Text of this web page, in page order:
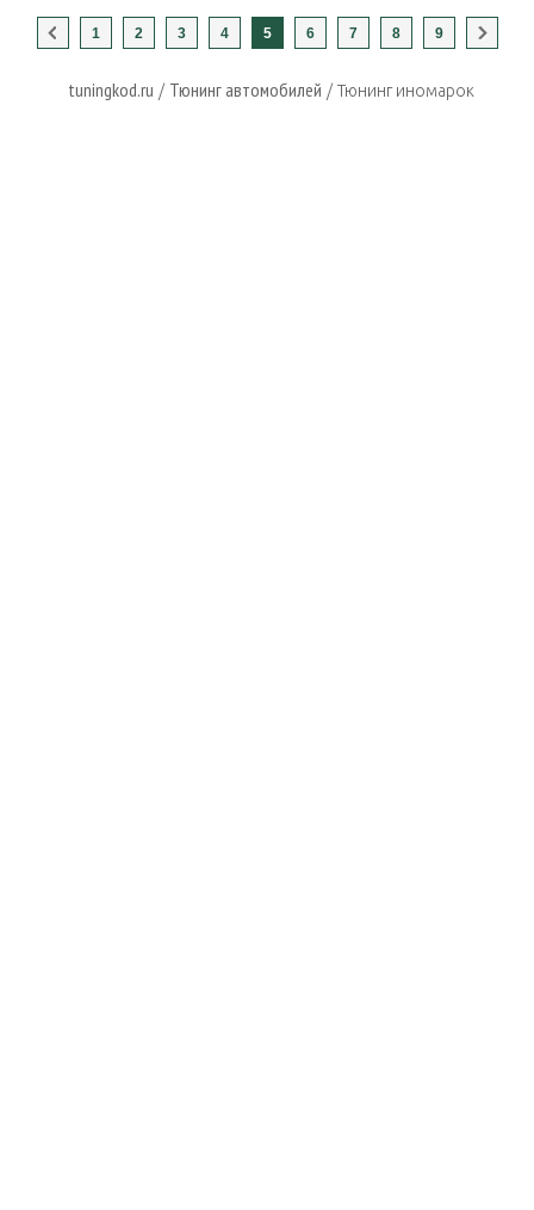
1 2 3 4 5 6 7 8 9
tuningkod.ru / Тюнинг автомобилей / Тюнинг иномарок